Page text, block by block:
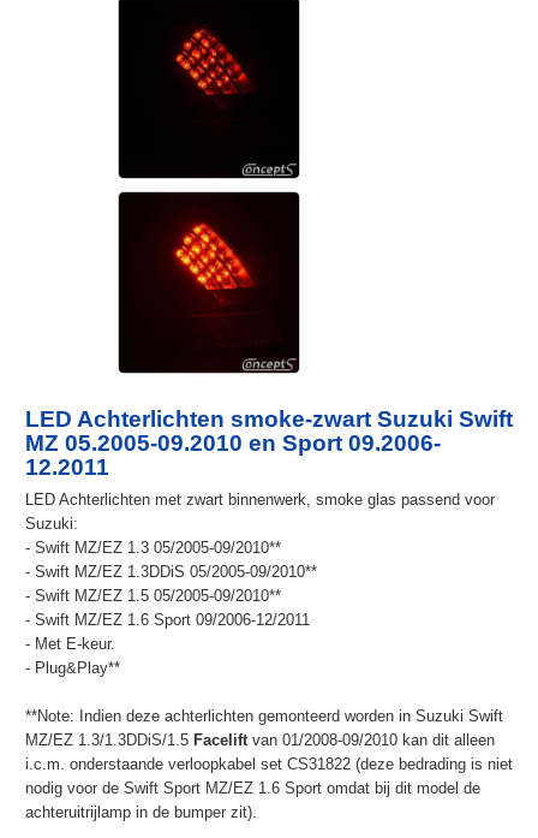
LED Achterlichten smoke-zwart Suzuki Swift
MZ 05.2005-09.2010 en Sport 09.2006-
12.2011
LED Achterlichten met zwart binnenwerk, smoke glas passend voor
Suzuki:
- Swift MZ/EZ 1.3 05/2005-09/2010**
- Swift MZ/EZ 1.3DDiS 05/2005-09/2010**
- Swift MZ/EZ 1.5 05/2005-09/2010**
- Swift MZ/EZ 1.6 Sport 09/2006-12/2011
- Met E-keur.
- Plug&Play**
**Note: Indien deze achterlichten gemonteerd worden in Suzuki Swift
MZ/EZ 1.3/1.3DDiS/1.5 Faceliftvan 01/2008-09/2010 kan dit alleen
i.c.m. onderstaande verloopkabel set CS31822 (deze bedrading is niet
nodig voor de Swift Sport MZ/EZ 1.6 Sport omdat bij dit model de
achteruitrijlamp in de bumper zit).